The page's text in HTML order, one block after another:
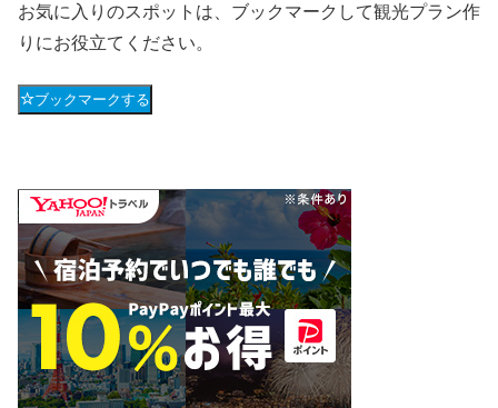
お気に入りのスポットは、ブックマークして観光プラン作
りにお役立てください。
ブックマークする